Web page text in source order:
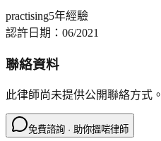
practising5年經驗
認許日期： 06/2021
聯絡資料
此律師尚未提供公開聯絡方式。
免費諮詢 · 助你搵啱律師